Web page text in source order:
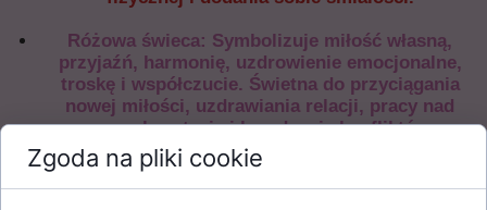
Różowa świeca: Symbolizuje miłość własną,
przyjaźń, harmonię, uzdrowienie emocjonalne,
troskę i współczucie. Świetna do przyciągania
nowej miłości, uzdrawiania relacji, pracy nad
samoakceptacją i łagodzenia konfliktów.
Czarna świeca: Często błędnie kojarzona
wyłącznie z negatywnymi aspektami, w
Zgoda na pliki cookie